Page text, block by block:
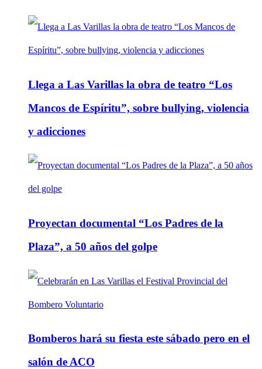
Llega a Las Varillas la obra de teatro “Los
Mancos de Espíritu”, sobre bullying, violencia
y adicciones
Proyectan documental “Los Padres de la
Plaza”, a 50 años del golpe
Bomberos hará su fiesta este sábado pero en el
salón de ACO